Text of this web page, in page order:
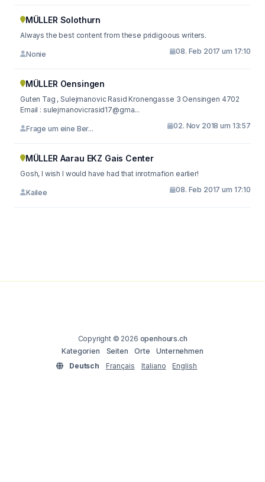
MÜLLER Solothurn
Always the best content from these pridigoous writers.
Nonie 08. Feb 2017 um 17:10
MÜLLER Oensingen
Guten Tag , Sulejmanovic Rasid Kronengasse 3 Oensingen 4702
Email : sulejmanovicrasid17@gma...
Frage um eine Ber... 02. Nov 2018 um 13:57
MÜLLER Aarau EKZ Gais Center
Gosh, I wish I would have had that inrotmafion earlier!
Kailee 08. Feb 2017 um 17:10
Copyright © 2026 openhours.ch
Kategorien
Seiten Orte
Unternehmen
Deutsch
Français Italiano English